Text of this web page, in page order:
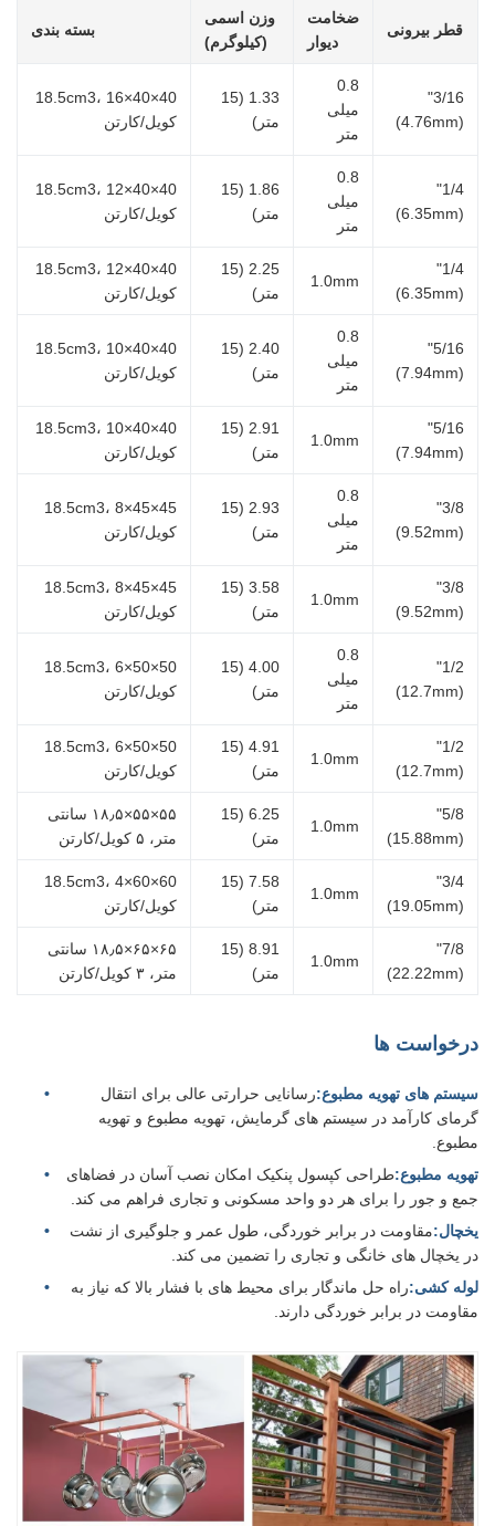
قطر بیرونی
ضخامت
دیوار
وزن اسمی
(کیلوگرم)
بسته بندی
3/16"
(4.76mm)
0.8
میلی
متر
1.33 (15
متر)
40×40×18.5cm3، 16
کویل/کارتن
1/4"
(6.35mm)
0.8
میلی
متر
1.86 (15
متر)
40×40×18.5cm3، 12
کویل/کارتن
1/4"
(6.35mm)
1.0mm
2.25 (15
متر)
40×40×18.5cm3، 12
کویل/کارتن
5/16"
(7.94mm)
0.8
میلی
متر
2.40 (15
متر)
40×40×18.5cm3، 10
کویل/کارتن
5/16"
(7.94mm)
1.0mm
2.91 (15
متر)
40×40×18.5cm3، 10
کویل/کارتن
3/8"
(9.52mm)
0.8
میلی
متر
2.93 (15
متر)
45×45×18.5cm3، 8
کویل/کارتن
3/8"
(9.52mm)
1.0mm
3.58 (15
متر)
45×45×18.5cm3، 8
کویل/کارتن
1/2"
(12.7mm)
0.8
میلی
متر
4.00 (15
متر)
50×50×18.5cm3، 6
کویل/کارتن
1/2"
(12.7mm)
1.0mm
4.91 (15
متر)
50×50×18.5cm3، 6
کویل/کارتن
5/8"
(15.88mm)
1.0mm
6.25 (15
متر)
۵۵×۵۵×۱۸٫۵ سانتی
متر، ۵ کویل/کارتن
3/4"
(19.05mm)
1.0mm
7.58 (15
متر)
60×60×18.5cm3، 4
کویل/کارتن
7/8"
(22.22mm)
1.0mm
8.91 (15
متر)
۶۵×۶۵×۱۸٫۵ سانتی
متر، ۳ کویل/کارتن
درخواست ها
سیستم های تهویه مطبوع:رسانایی حرارتی عالی برای انتقال
گرمای کارآمد در سیستم های گرمایش، تهویه مطبوع و تهویه
مطبوع.
تهویه مطبوع:طراحی کپسول پنکیک امکان نصب آسان در فضاهای
جمع و جور را برای هر دو واحد مسکونی و تجاری فراهم می کند.
یخچال:مقاومت در برابر خوردگی، طول عمر و جلوگیری از نشت
در یخچال های خانگی و تجاری را تضمین می کند.
لوله کشی:راه حل ماندگار برای محیط های با فشار بالا که نیاز به
مقاومت در برابر خوردگی دارند.